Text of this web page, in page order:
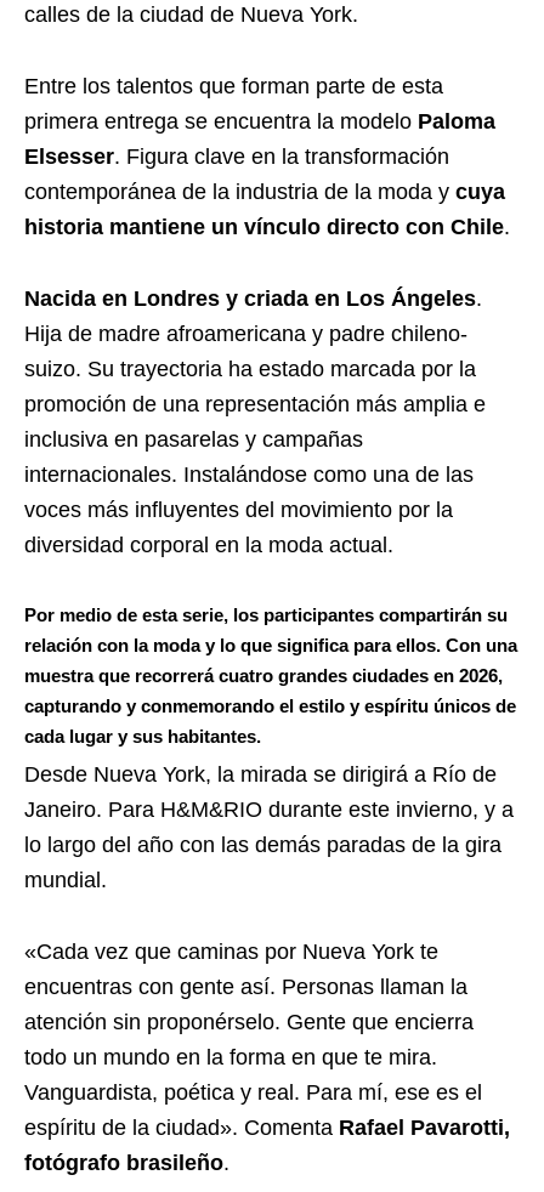
calles de la ciudad de Nueva York.
Entre los talentos que forman parte de esta
primera entrega se encuentra la modelo Paloma
Elsesser. Figura clave en la transformación
contemporánea de la industria de la moda y cuya
historia mantiene un vínculo directo con Chile.
Nacida en Londres y criada en Los Ángeles.
Hija de madre afroamericana y padre chileno-
suizo. Su trayectoria ha estado marcada por la
promoción de una representación más amplia e
inclusiva en pasarelas y campañas
internacionales. Instalándose como una de las
voces más influyentes del movimiento por la
diversidad corporal en la moda actual.
Por medio de esta serie, los participantes compartirán su
relación con la moda y lo que significa para ellos. Con una
muestra que recorrerá cuatro grandes ciudades en 2026,
capturando y conmemorando el estilo y espíritu únicos de
cada lugar y sus habitantes.
Desde Nueva York, la mirada se dirigirá a Río de
Janeiro. Para H&M&RIO durante este invierno, y a
lo largo del año con las demás paradas de la gira
mundial.
«Cada vez que caminas por Nueva York te
encuentras con gente así. Personas llaman la
atención sin proponérselo. Gente que encierra
todo un mundo en la forma en que te mira.
Vanguardista, poética y real. Para mí, ese es el
espíritu de la ciudad». Comenta Rafael Pavarotti,
fotógrafo brasileño.